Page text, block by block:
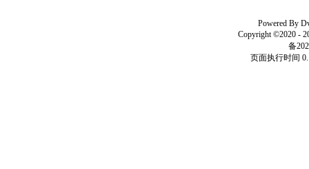
Powered By
Copyright ©2020 -
备
页面执行时间